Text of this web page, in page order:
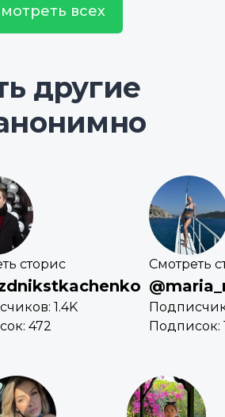
всех
другие
сторис
1.4K
472
Смотреть
Подписок: